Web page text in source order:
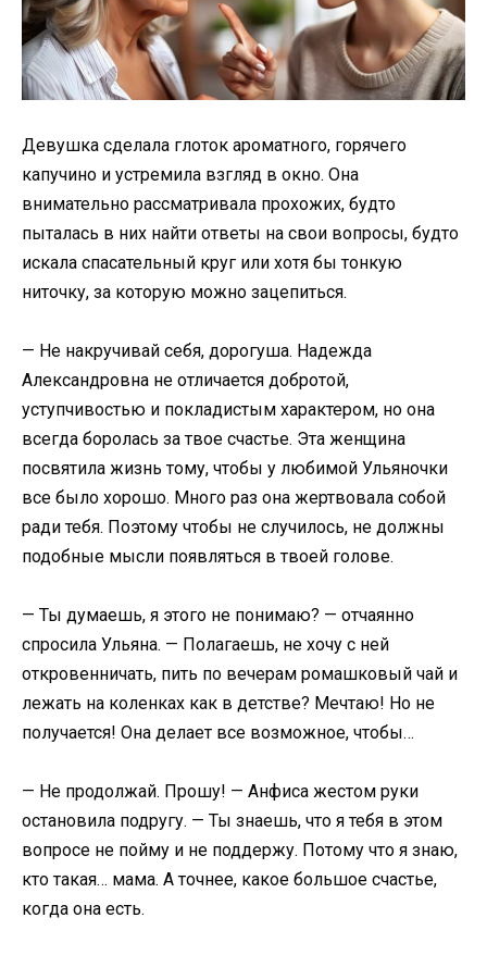
Девушка сделала глоток ароматного, горячего
капучино и устремила взгляд в окно. Она
внимательно рассматривала прохожих, будто
пыталась в них найти ответы на свои вопросы, будто
искала спасательный круг или хотя бы тонкую
ниточку, за которую можно зацепиться.
— Не накручивай себя, дорогуша. Надежда
Александровна не отличается добротой,
уступчивостью и покладистым характером, но она
всегда боролась за твое счастье. Эта женщина
посвятила жизнь тому, чтобы у любимой Ульяночки
все было хорошо. Много раз она жертвовала собой
ради тебя. Поэтому чтобы не случилось, не должны
подобные мысли появляться в твоей голове.
— Ты думаешь, я этого не понимаю? — отчаянно
спросила Ульяна. — Полагаешь, не хочу с ней
откровенничать, пить по вечерам ромашковый чай и
лежать на коленках как в детстве? Мечтаю! Но не
получается! Она делает все возможное, чтобы…
— Не продолжай. Прошу! — Анфиса жестом руки
остановила подругу. — Ты знаешь, что я тебя в этом
вопросе не пойму и не поддержу. Потому что я знаю,
кто такая… мама. А точнее, какое большое счастье,
когда она есть.